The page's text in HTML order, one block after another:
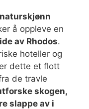
å oppleve en
av Rhodos.
hoteller og
dette et flott
de travle
skogen,
slappe av i